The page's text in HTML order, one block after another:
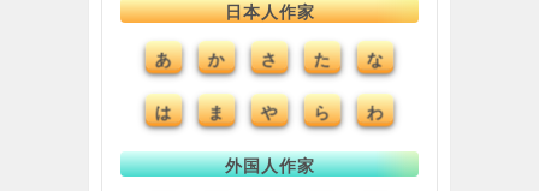
日本人作家
あ か さ た な
は ま や ら わ
外国人作家